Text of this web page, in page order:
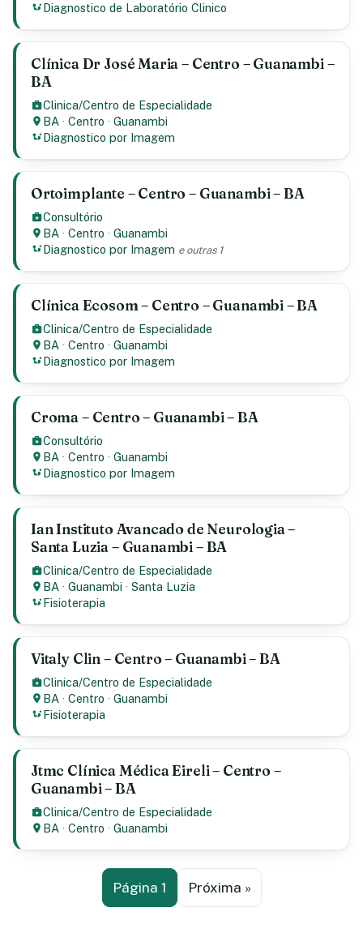
Diagnostico de Laboratório Clinico
Clínica Dr José Maria – Centro – Guanambi –
BA
Clinica/Centro de Especialidade
BA ·Centro ·Guanambi
Diagnostico por Imagem
Ortoimplante – Centro – Guanambi – BA
Consultório
BA ·Centro ·Guanambi
Diagnostico por Imagem e outras 1
Clínica Ecosom – Centro – Guanambi – BA
Clinica/Centro de Especialidade
BA ·Centro ·Guanambi
Diagnostico por Imagem
Croma – Centro – Guanambi – BA
Consultório
BA ·Centro ·Guanambi
Diagnostico por Imagem
Ian Instituto Avancado de Neurologia –
Santa Luzia – Guanambi – BA
Clinica/Centro de Especialidade
BA ·Guanambi ·Santa Luzia
Fisioterapia
Vitaly Clin – Centro – Guanambi – BA
Clinica/Centro de Especialidade
BA ·Centro ·Guanambi
Fisioterapia
Jtmc Clínica Médica Eireli – Centro –
Guanambi – BA
Clinica/Centro de Especialidade
BA ·Centro ·Guanambi
Página 1 Próxima »